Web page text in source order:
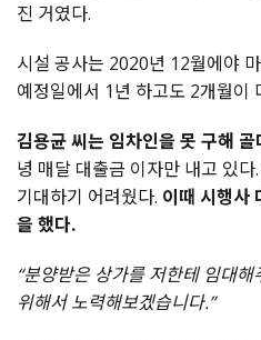
진 거였다.
시설 공사는 2020년 12월에야
예정일에서 1년 하고도 2개월이
김용균 씨는 임차인을 못 구해
녕 매달 대출금 이자만 내고 있
기대하기 어려웠다. 이때 시행사
을 했다.
“분양받은 상가를 저한테 임대
위해서 노력해보겠습니다.”